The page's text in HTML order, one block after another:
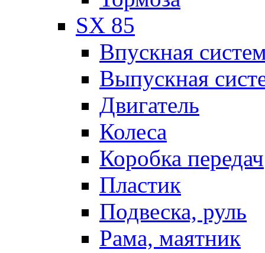
SX 85
Впускная
Выпускная
Двигатель
Колеса
Коробка передач
Пластик
Подвеска, руль
Рама, маятник